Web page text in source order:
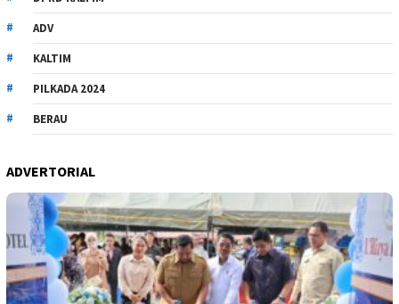
ADV
KALTIM
PILKADA 2024
BERAU
ADVERTORIAL